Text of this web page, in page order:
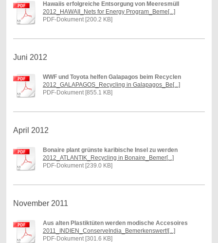
Hawaiis erfolgreiche Entsorgung von Meeresmüll
2012_HAWAII_Nets for Energy Program_Beme[...]
PDF-Dokument [200.2 KB]
Juni 2012
WWF und Toyota helfen Galapagos beim Recyclen
2012_GALAPAGOS_Recycling in Galapagos_Be[...]
PDF-Dokument [855.1 KB]
April 2012
Bonaire plant grünste karibische Insel zu werden
2012_ATLANTIK_Recycling in Bonaire_Bemer[...]
PDF-Dokument [239.0 KB]
November 2011
Aus alten Plastiktüten werden modische Accesoires
2011_INDIEN_ConserveIndia_Bemerkenswert![...]
PDF-Dokument [301.6 KB]